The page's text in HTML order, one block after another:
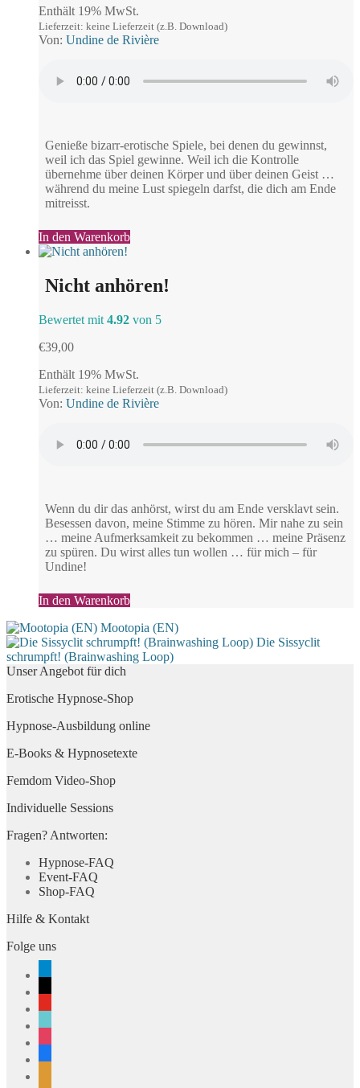
Enthält 19% MwSt.
Lieferzeit: keine Lieferzeit (z.B. Download)
Von: Undine de Rivière
Genieße bizarr-erotische Spiele, bei denen du gewinnst,
weil ich das Spiel gewinne. Weil ich die Kontrolle
übernehme über deinen Körper und über deinen Geist …
während du meine Lust spiegeln darfst, die dich am Ende
mitreisst.
In den Warenkorb
Nicht anhören!
Bewertet mit 4.92 von 5
€39,00
Enthält 19% MwSt.
Lieferzeit: keine Lieferzeit (z.B. Download)
Von: Undine de Rivière
Wenn du dir das anhörst, wirst du am Ende versklavt sein.
Besessen davon, meine Stimme zu hören. Mir nahe zu sein
… meine Aufmerksamkeit zu bekommen … meine Präsenz
zu spüren. Du wirst alles tun wollen … für mich – für
Undine!
In den Warenkorb
Mootopia (EN)
Die Sissyclit
schrumpft! (Brainwashing Loop)
Unser Angebot für dich
Erotische Hypnose-Shop
Hypnose-Ausbildung online
E-Books & Hypnosetexte
Femdom Video-Shop
Individuelle Sessions
Fragen? Antworten:
Hypnose-FAQ
Event-FAQ
Shop-FAQ
Hilfe & Kontakt
Folge uns